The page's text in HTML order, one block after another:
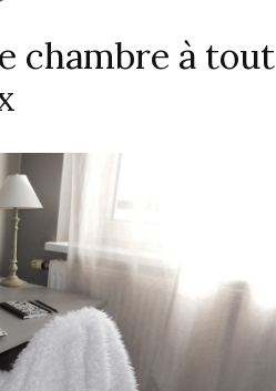
chambre à tout